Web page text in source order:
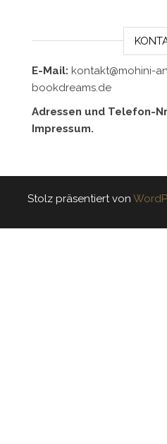
E-Mail: kontakt@mohini-
bookdreams.de
Adressen und Telefon-
Impressum.
Stolz präsentiert von